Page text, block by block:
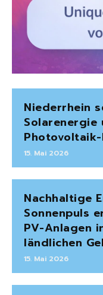
Niederrhein
Solarenergie
15. Mai 2026
Nachhaltige
Sonnenpuls
PV-Anlagen
ländlichen
15. Mai 2026